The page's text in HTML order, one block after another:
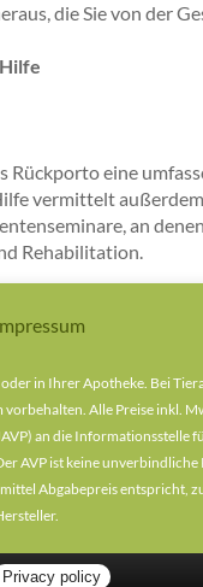
die Sie von der
Rückporto eine
vermittelt
an
Rehabilitation.
in Ihrer Apotheke. Bei
Alle Preise inkl.
an die
AVP ist keine
Abgabepreis entspricht,
Privacy policy